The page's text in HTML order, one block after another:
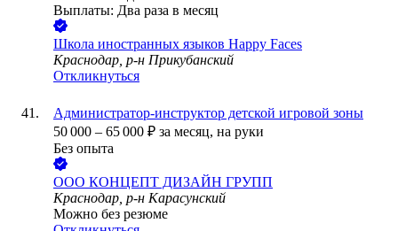
Выплаты: Два раза в месяц
Школа иностранных языков Happy Faces
Краснодар, р-н Прикубанский
Откликнуться
Администратор-инструктор детской игровой зоны
50 000 – 65 000 ₽ за месяц, на руки
Без опыта
ООО КОНЦЕПТ ДИЗАЙН ГРУПП
Краснодар, р-н Карасунский
Можно без резюме